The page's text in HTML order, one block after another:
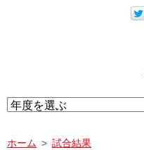
ホーム
試合結果